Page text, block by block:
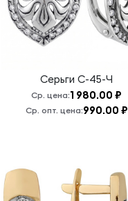
Серьги С-45-Ч
Ср. цена:1 980.00 ₽
Ср. опт. цена:990.00 ₽